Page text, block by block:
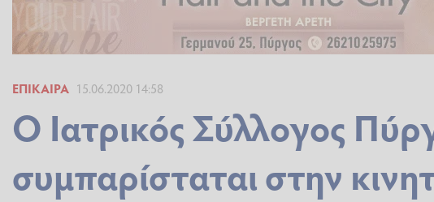
ΕΠΊΚΑΙΡΑ 15.06.2020 14:58
Ο Ιατρικός Σύλλογος
συμπαρίσταται στην